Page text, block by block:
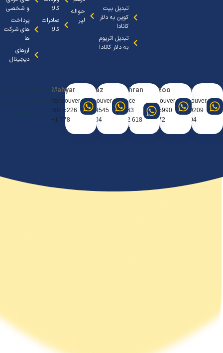
تبدیل بیت
کوین به دلار
تبدیل اتریوم
به دلار کانادا
حواله
لیر
کالا
صادرات
و شخصی
پرداخت
های شرکت
ارزهای
دیجیتال
9209 388
Arezoo
Vancouver
5990 667
Tehran
0963
618 912
Sanaz
Vancouver
9545 404
Mahyar
Vancouver
5226 302
Copyright © 2025 Hafez
Company. All Rights
Reserved